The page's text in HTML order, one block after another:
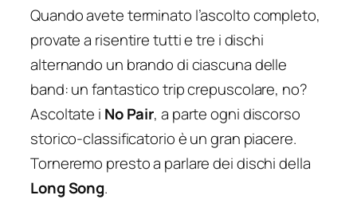
Quando avete terminato l’ascolto completo,
provate a risentire tutti e tre i dischi
alternando un brando di ciascuna delle
band: un fantastico trip crepuscolare, no?
Ascoltate i No Pair, a parte ogni discorso
storico-classificatorio è un gran piacere.
Torneremo presto a parlare dei dischi della
Long Song.